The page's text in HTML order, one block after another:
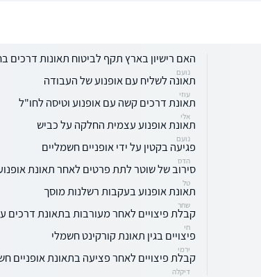
האם רישיון בארץ תקף לביטוח תאונות דרכים
נועם
תאונה לשליח עם אופנוע של העבודה
עוזי
תאונת דרכים קשה עם אופנוע וטיסה לחו"ל
אלי
תאונת אופנוע עצמית החלקה על כביש
נועם
פגיעה בקטין על ידי אופניים חשמליים
הדס
סירוב של שוטר לתת פרטים לאחר תאונת
טל
תאונת אופנוע בעקבות רשלנות מוסך
שחר
קבלת פיצויים לאחר מעורבות בתאונת דרכים
חי
פיצויים בגין תאונת קורקינט חשמלי
ירמי
קבלת פיצויים לאחר פציעה בתאונת אופניים
דיקלה